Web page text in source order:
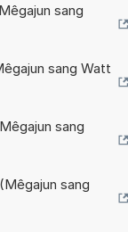
sang
sang Watt
sang
sang